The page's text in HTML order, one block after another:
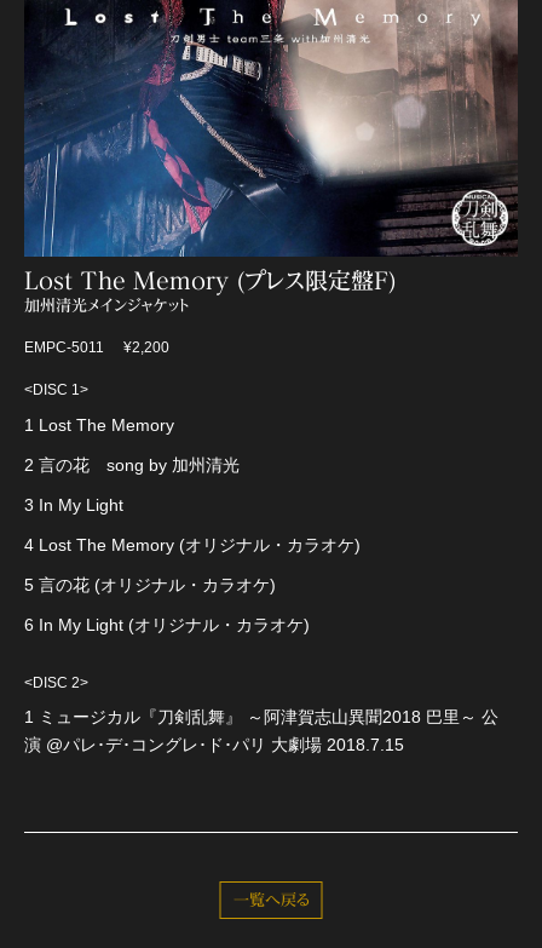
Lost The Memory (プレス限定盤F)
加州清光メインジャケット
EMPC-5011 ¥2,200
<DISC 1>
1 Lost The Memory
2 言の花 song by 加州清光
3 In My Light
4 Lost The Memory (オリジナル・カラオケ)
5 言の花 (オリジナル・カラオケ)
6 In My Light (オリジナル・カラオケ)
<DISC 2>
1 ミュージカル『刀剣乱舞』 ～阿津賀志山異聞2018 巴里～ 公
演 @パレ･デ･コングレ･ド･パリ 大劇場 2018.7.15
一覧へ戻る